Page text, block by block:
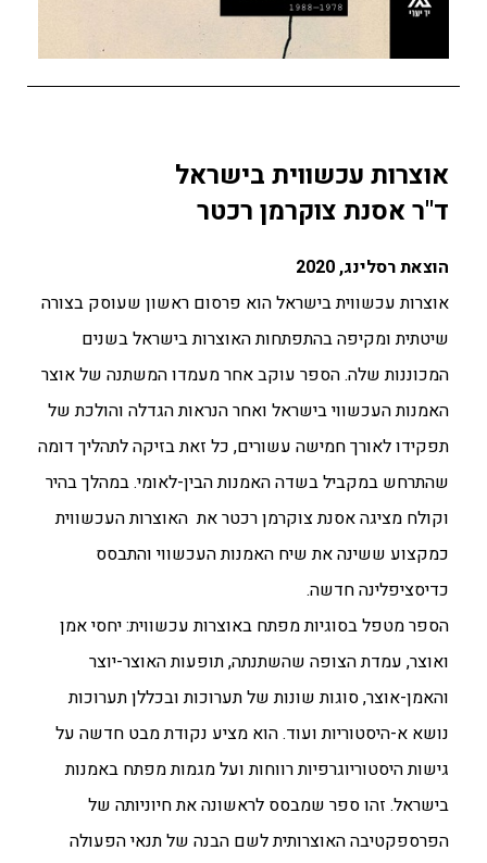
אוצרות עכשווית בישראל
ד"ר אסנת צוקרמן רכטר
הוצאת רסלינג, 2020
אוצרות עכשווית בישראל הוא פרסום ראשון שעוסק בצורה
שיטתית ומקיפה בהתפתחות האוצרות בישראל בשנים
המכוננות שלה. הספר עוקב אחר מעמדו המשתנה של אוצר
האמנות העכשווי בישראל ואחר הנראות הגדלה והולכת של
תפקידו לאורך חמישה עשורים, כל זאת בזיקה לתהליך דומה
שהתרחש במקביל בשדה האמנות הבין-לאומי. במהלך בהיר
וקולח מציגה אסנת צוקרמן רכטר את האוצרות העכשווית
כמקצוע ששינה את שיח האמנות העכשווי והתבסס
כדיסציפלינה חדשה.
הספר מטפל בסוגיות מפתח באוצרות עכשווית: יחסי אמן
ואוצר, עמדת הצופה שהשתנתה, תופעות האוצר-יוצר
והאמן-אוצר, סוגות שונות של תערוכות ובכללן תערוכות
נושא א-היסטוריות ועוד. הוא מציע נקודת מבט חדשה על
גישות היסטוריוגרפיות רווחות ועל מגמות מפתח באמנות
בישראל. זהו ספר שמבסס לראשונה את חיוניותה של
הפרספקטיבה האוצרותית לשם הבנה של תנאי הפעולה